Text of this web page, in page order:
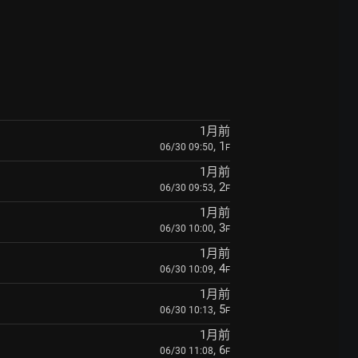
1月前
06/30 09:50, 1 F
1月前
06/30 09:53, 2F
1月前
06/30 10:00, 3F
1月前
06/30 10:09, 4F
1月前
06/30 10:13, 5F
1月前
06/30 11:08, 6F